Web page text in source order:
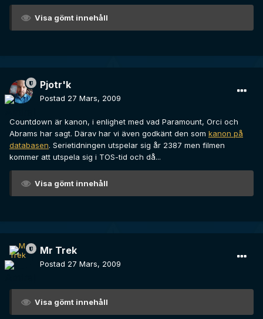
Visa gömt innehåll
Pjotr'k
Postad 27 Mars, 2009
Countdown är kanon, i enlighet med vad Paramount, Orci och
Abrams har sagt. Därav har vi även godkänt den som kanon på
databasen. Serietidningen utspelar sig år 2387 men filmen
kommer att utspela sig i TOS-tid och då...
Visa gömt innehåll
Mr Trek
Postad 27 Mars, 2009
Visa gömt innehåll